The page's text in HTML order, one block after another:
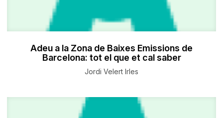
Adeu a la Zona de Baixes Emissions de
Barcelona: tot el que et cal saber
Jordi Velert Irles